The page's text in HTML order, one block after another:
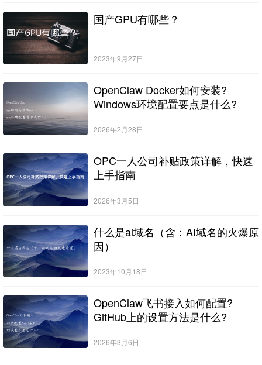
国产GPU有哪些？
2023年9月27日
OpenClaw Docker如何安装?
Windows环境配置要点是什么?
2026年2月28日
OPC一人公司补贴政策详解，快速
上手指南
2026年3月5日
什么是ai域名（含：AI域名的火爆原
因）
2023年10月18日
OpenClaw飞书接入如何配置?
GitHub上的设置方法是什么?
2026年3月6日